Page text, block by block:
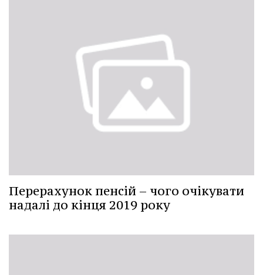
Перерахунок пенсій – чого очікувати
надалі до кінця 2019 року